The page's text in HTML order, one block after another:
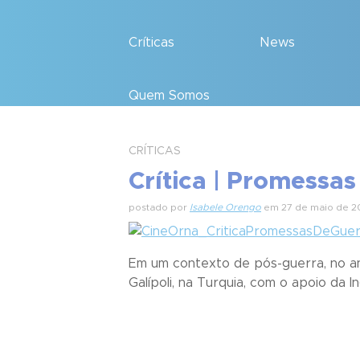
Críticas News
Quem Somos
CRÍTICAS
Crítica |
postado por Isabele Orengo em 27 de maio de
Em um contexto de pós-guerra, no
Galípoli, na Turquia, com o apoio da